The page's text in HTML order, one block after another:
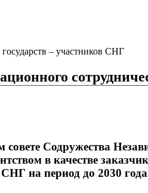
– участников СНГ
Содружества
в качестве
на период до 2030